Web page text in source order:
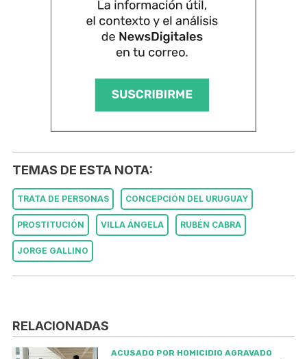
TEMAS DE ESTA NOTA:
TRATA DE PERSONAS CONCEPCIÓN DEL URUGUAY
PROSTITUCIÓN VILLA ÁNGELA RUBÉN CABRA
JORGE GALLINO
RELACIONADAS
ACUSADO POR HOMICIDIO AGRAVADO